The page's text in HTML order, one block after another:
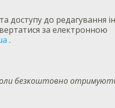
доступу до редагування
за електронною
.
безкоштовно